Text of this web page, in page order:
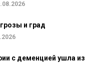
и град
с деменцией ушла из